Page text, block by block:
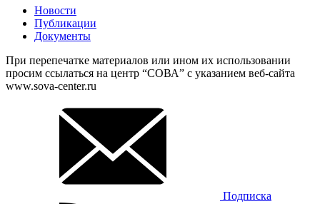
Новости
Публикации
Документы
При перепечатке материалов или ином их использовании
просим ссылаться на центр “СОВА” с указанием веб-сайта
www.sova-center.ru
Подписка